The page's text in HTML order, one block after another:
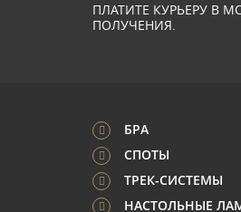
ПЛАТИТЕ КУРЬЕРУ В
ПОЛУЧЕНИЯ.
БРА
СПОТЫ
ТРЕК-СИСТЕМЫ
НАСТОЛЬНЫЕ